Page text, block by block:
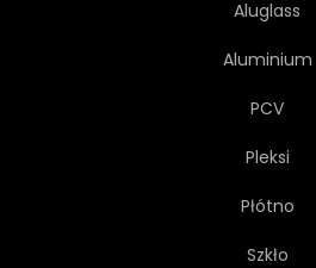
AUTENTYCZNE
Aluglass
Aluminium
PCV
Pleksi
Płótno
Szkło